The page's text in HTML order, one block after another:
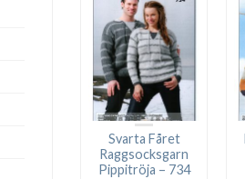
Svarta Fåret
Raggsocksgarn
Pippitröja – 734